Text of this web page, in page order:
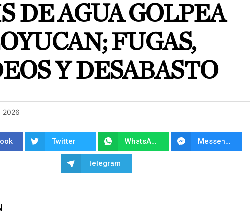
DE AGUA GOLPEA
FUGAS,
Y DESABASTO
2026
Twitter WhatsApp Messenger
Telegram